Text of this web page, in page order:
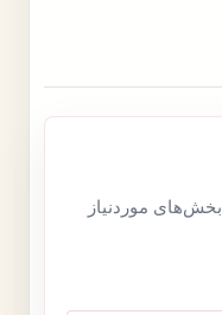
بخش‌های موردنیاز